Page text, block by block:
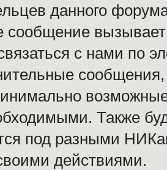
данного
с нами по
Также
под разными
действиями.